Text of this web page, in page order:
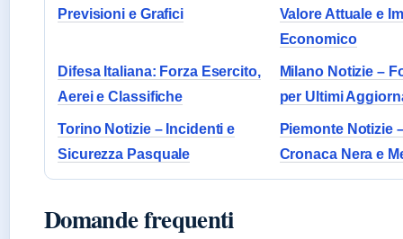
Previsioni e Grafici
Valore Attuale e
Economico
Difesa Italiana: Forza Esercito,
Aerei e Classifiche
Milano Notizie –
per Ultimi
Torino Notizie – Incidenti e
Sicurezza Pasquale
Piemonte Notizie
Cronaca Nera e
Domande frequenti